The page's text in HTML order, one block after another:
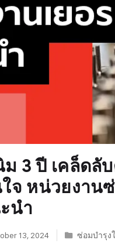
3 ปี เคล็ดลั
จ หน่วยงาน
นำ
13, 2024 ซ่อมบำรุง